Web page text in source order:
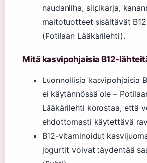
naudanliha, siipikarja,
maitotuotteet sisältävät
(Potilaan Lääkärilehti).
Mitä kasvipohjaisia B12-
Luonnollisia kasvipohjaisia
ei käytännössä ole –
Lääkärilehti korostaa, että
ehdottomasti käytettävä
B12-vitaminoidut
jogurtit voivat täydentää